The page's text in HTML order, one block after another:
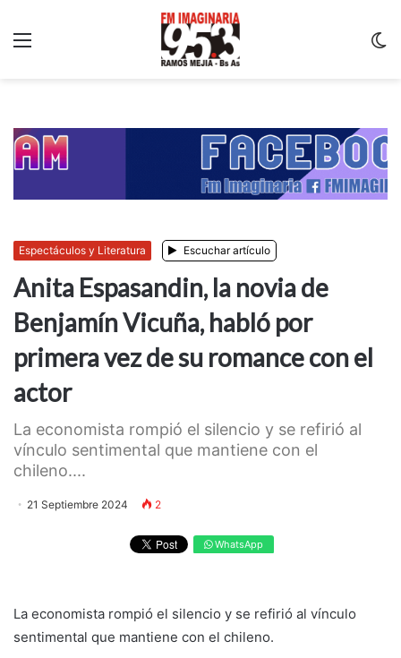
Espectáculos y Literatura Escuchar artículo
Anita Espasandin, la novia de
Benjamín Vicuña, habló por
primera vez de su romance con el
actor
La economista rompió el silencio y se refirió al
vínculo sentimental que mantiene con el
chileno....
21 Septiembre 2024 2
WhatsApp
La economista rompió el silencio y se refirió al vínculo
sentimental que mantiene con el chileno.